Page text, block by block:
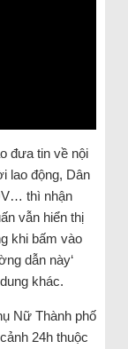
đưa tin về nội
lao động, Dân
thì nhận
vẫn hiển thị
khi bấm vào
dẫn này‘
khác.
Nữ Thành phố
24h thuộc